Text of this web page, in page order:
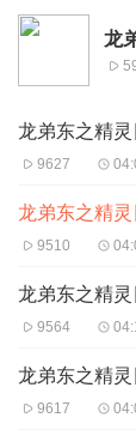
龙
龙弟东之精
9627
龙弟东之精
9510
龙弟东之精
9564
龙弟东之精
9617